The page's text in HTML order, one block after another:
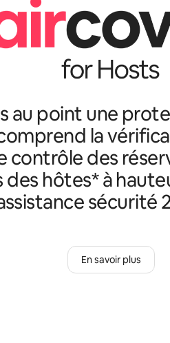
au point une
la
contrôle des
hôtes* à
sécurité
En savoir plus